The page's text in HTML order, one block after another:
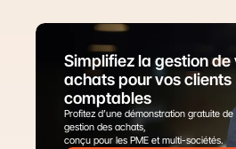
Simplifiez la gestion de
achats pour vos clients
comptables
Profitez d’une démonstration gratuite
gestion des achats,
conçu pour les PME et multi-sociétés.